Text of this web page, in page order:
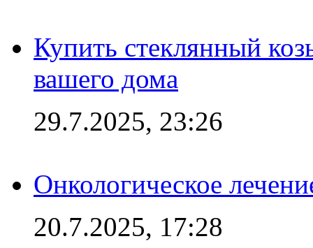
Купить стеклянный
вашего дома
29.7.2025, 23:26
Онкологическое
20.7.2025, 17:28